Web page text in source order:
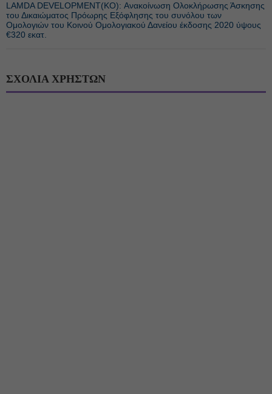
LAMDA DEVELOPMENT(ΚΟ): Ανακοίνωση Ολοκλήρωσης Άσκησης
του Δικαιώματος Πρόωρης Εξόφλησης του συνόλου των
Ομολογιών του Κοινού Ομολογιακού Δανείου έκδοσης 2020 ύψους
€320 εκατ.
ΣΧΟΛΙΑ ΧΡΗΣΤΩΝ